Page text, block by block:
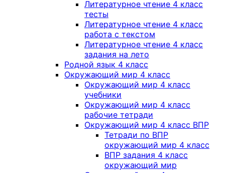
Литературное чтение 4 класс
тесты
Литературное чтение 4 класс
работа с текстом
Литературное чтение 4 класс
задания на лето
Родной язык 4 класс
Окружающий мир 4 класс
Окружающий мир 4 класс
учебники
Окружающий мир 4 класс
рабочие тетради
Окружающий мир 4 класс ВПР
Тетради по ВПР
окружающий мир 4 класс
ВПР задания 4 класс
окружающий мир